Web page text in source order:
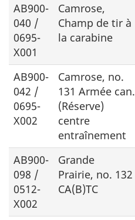
AB900-
040 /
0695-
X001
Camrose,
Champ de tir à
la carabine
AB900-
042 /
0695-
X002
Camrose, no.
131 Armée can.
(Réserve)
centre
entraînement
AB900-
098 /
0512-
X002
Grande
Prairie, no. 132
CA(B)TC